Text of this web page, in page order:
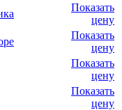
Показать
цену
Показать
цену
Показать
цену
Показать
цену